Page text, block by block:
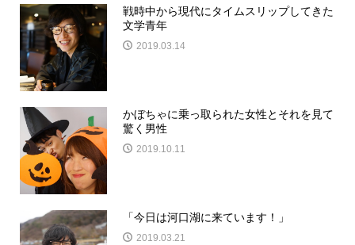
戦時中から現代にタイムスリップしてきた
文学青年
2019.03.14
かぼちゃに乗っ取られた女性とそれを見て
驚く男性
2019.10.11
「今日は河口湖に来ています！」
2019.03.21